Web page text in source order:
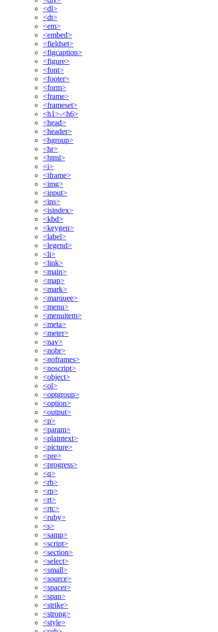
<dl>
<dt>
<em>
<embed>
<fieldset>
<figcaption>
<figure>
<font>
<footer>
<form>
<frame>
<frameset>
<h1>-<h6>
<head>
<header>
<hgroup>
<hr>
<html>
<i>
<iframe>
<img>
<input>
<ins>
<isindex>
<kbd>
<keygen>
<label>
<legend>
<li>
<link>
<main>
<map>
<mark>
<marquee>
<menu>
<menuitem>
<meta>
<meter>
<nav>
<nobr>
<noframes>
<noscript>
<object>
<ol>
<optgroup>
<option>
<output>
<p>
<param>
<plaintext>
<picture>
<pre>
<progress>
<q>
<rb>
<rp>
<rt>
<rtc>
<ruby>
<s>
<samp>
<script>
<section>
<select>
<small>
<source>
<spacer>
<span>
<strike>
<strong>
<style>